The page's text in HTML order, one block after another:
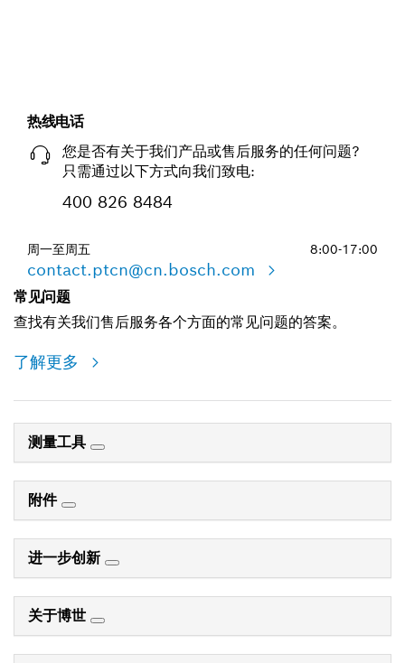
热线电话
您是否有关于我们产品或售后服务的任何问题?
只需通过以下方式向我们致电:
400 826 8484
周一至周五 8:00-17:00
contact.ptcn@cn.bosch.com
常见问题
查找有关我们售后服务各个方面的常见问题的答案。
了解更多
测量工具
附件
进一步创新
关于博世